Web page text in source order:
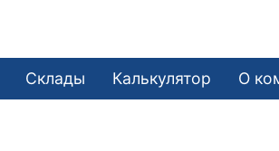
Склады Калькулятор О